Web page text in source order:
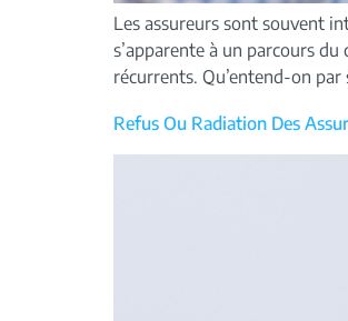
Les assureurs sont souvent
s’apparente à un parcours
récurrents. Qu’entend-on
Refus Ou Radiation Des